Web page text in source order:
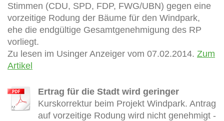
Stimmen (CDU, SPD, FDP, FWG/UBN) gegen eine
vorzeitige Rodung der Bäume für den Windpark,
ehe die endgültige Gesamtgenehmigung des RP
vorliegt.
Zu lesen im Usinger Anzeiger vom 07.02.2014. Zum
Artikel
Ertrag für die Stadt wird geringer
Kurskorrektur beim Projekt Windpark. Antrag
auf vorzeitige Rodung wird nicht genehmigt -